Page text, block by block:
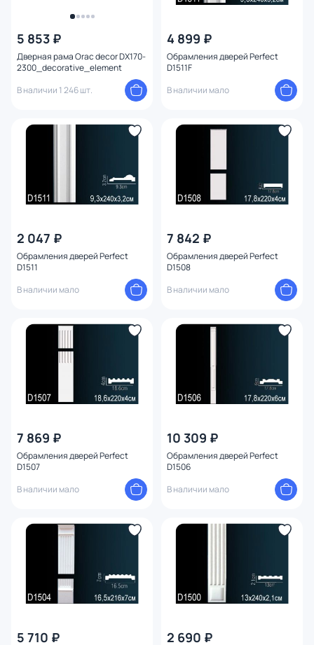
5 853 ₽
Дверная рама Orac decor DX170-
2300_decorative_element
В наличии 1 246 шт.
4 899 ₽
Обрамления дверей Perfect
D1511F
В наличии мало
2 047 ₽
Обрамления дверей Perfect
D1511
В наличии мало
7 842 ₽
Обрамления дверей Perfect
D1508
В наличии мало
7 869 ₽
Обрамления дверей Perfect
D1507
В наличии мало
10 309 ₽
Обрамления дверей Perfect
D1506
В наличии мало
5 710 ₽ 2 690 ₽